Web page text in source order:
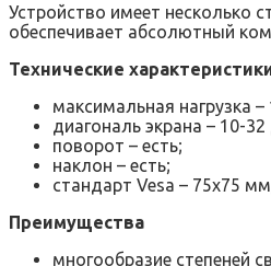
Устройство имеет несколько
обеспечивает абсолютный
Технические
максимальная нагрузка –
диагональ экрана – 10-
поворот – есть;
наклон – есть;
стандарт Vesa – 75х75
Преимущества
многообразие степеней